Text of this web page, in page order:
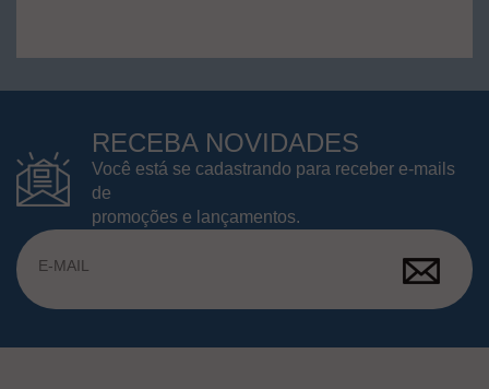
RECEBA NOVIDADES
Você está se cadastrando para receber e-mails
de
promoções e lançamentos.